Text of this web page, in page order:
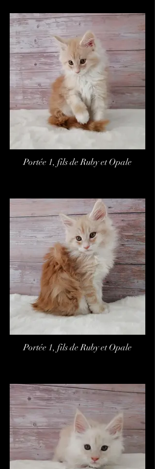
Portée 1, fils de Ruby et Opale
Portée 1, fils de Ruby et Opale